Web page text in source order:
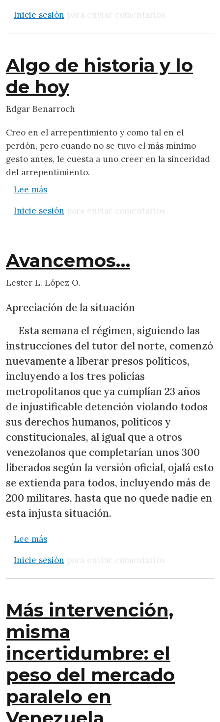
Inicie sesión para enviar comentarios
Algo de historia y lo
de hoy
Edgar Benarroch
Creo en el arrepentimiento y como tal en el
perdón, pero cuando no se tuvo el más mínimo
gesto antes, le cuesta a uno creer en la sinceridad
del arrepentimiento.
Lee mássobre Algo de historia y lo de hoy
Inicie sesión para enviar comentarios
Avancemos…
Lester L. López O.
Apreciación de la situación
Esta semana el régimen, siguiendo las
instrucciones del tutor del norte, comenzó
nuevamente a liberar presos políticos,
incluyendo a los tres policías
metropolitanos que ya cumplían 23 años
de injustificable detención violando todos
sus derechos humanos, políticos y
constitucionales, al igual que a otros
venezolanos que completarían unos 300
liberados según la versión oficial, ojalá esto
se extienda para todos, incluyendo más de
200 militares, hasta que no quede nadie en
esta injusta situación.
Lee mássobre Avancemos…
Inicie sesión para enviar comentarios
Más intervención,
misma
incertidumbre: el
peso del mercado
paralelo en